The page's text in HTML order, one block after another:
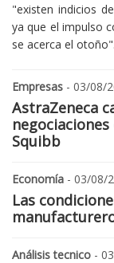
"existen indicios
ya que el impulso
se acerca el otoño".
Empresas - 03/08/
AstraZeneca
Squibb
Economía - 03/08/
Las
Análisis tecnico -